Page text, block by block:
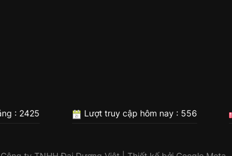
: 2425 Lượt truy cập hôm nay : 556